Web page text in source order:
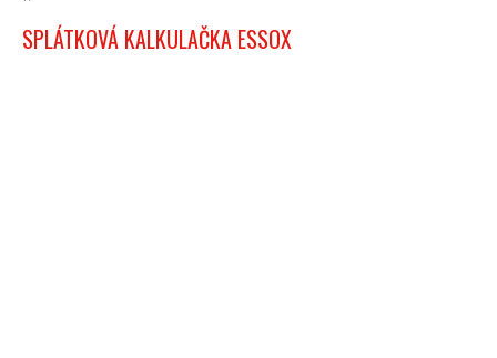
SPLÁTKOVÁ KALKULAČKA ESSOX